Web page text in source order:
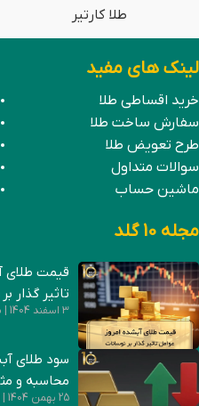
طلا کارتیر
لینک های مفید
خرید اقساطی طلا
سفارش ساخت طلا
طرح تعویض طلا
سوالات متداول
ماشین حساب
مجله 10 گلد
قیمت طلای
تاثیر گذار
3 اسفند 1404
سود طلای
محاسبه و
25 بهمن 1404